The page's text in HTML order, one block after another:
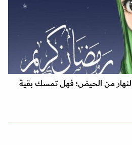
من الحيض؛ فهل تمسك بقية